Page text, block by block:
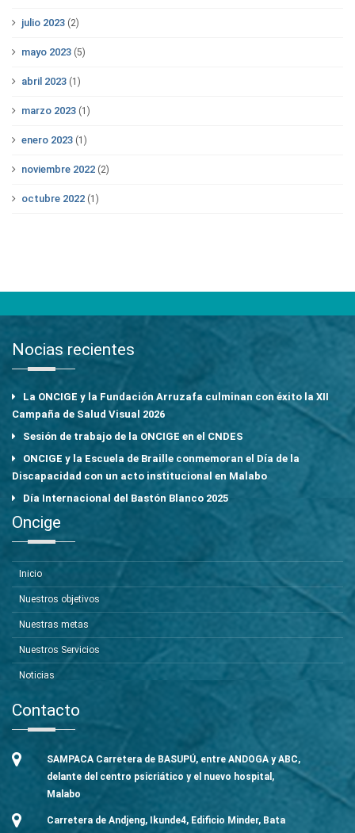
julio 2023 (2)
mayo 2023 (5)
abril 2023 (1)
marzo 2023 (1)
enero 2023 (1)
noviembre 2022 (2)
octubre 2022 (1)
Nocias recientes
La ONCIGE y la Fundación Arruzafa culminan con éxito la XII
Campaña de Salud Visual 2026
Sesión de trabajo de la ONCIGE en el CNDES
ONCIGE y la Escuela de Braille conmemoran el Día de la
Discapacidad con un acto institucional en Malabo
Día Internacional del Bastón Blanco 2025
Oncige
Inicio
Nuestros objetivos
Nuestras metas
Nuestros Servicios
Noticias
Contacto
SAMPACA Carretera de BASUPÚ, entre ANDOGA y ABC,
delante del centro psicriático y el nuevo hospital,
Malabo
Carretera de Andjeng, Ikunde4, Edificio Minder, Bata